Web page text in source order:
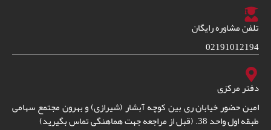
تلفن مشاوره رایگان
02191012194
دفتر مرکزی
امین حضور خیابان ری بین کوچه آبشار (شیرازی) و بهرون مجتمع سهامی
طبقه اول واحد 38. (قبل از مراجعه جهت هماهنگی تماس بگیرید)